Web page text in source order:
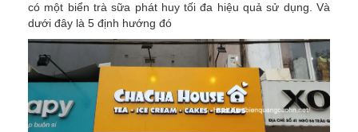
có một biển trà sữa phát huy tối đa hiệu quả sử dụng. Và
dưới đây là 5 định hướng đó